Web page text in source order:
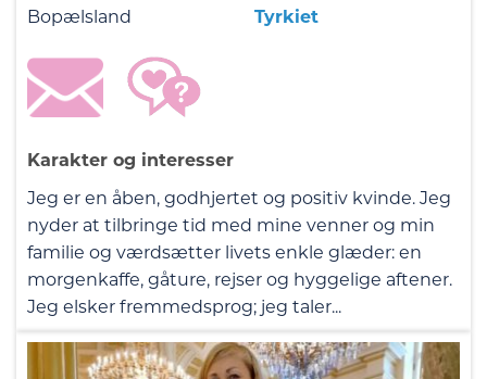
Bopælsland
Tyrkiet
Karakter og interesser
Jeg er en åben, godhjertet og positiv kvinde. Jeg
nyder at tilbringe tid med mine venner og min
familie og værdsætter livets enkle glæder: en
morgenkaffe, gåture, rejser og hyggelige aftener.
Jeg elsker fremmedsprog; jeg taler...